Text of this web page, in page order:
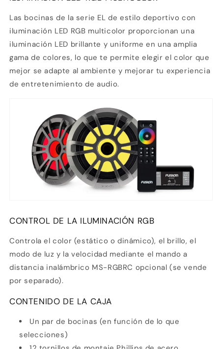
Las bocinas de la serie EL de estilo deportivo con
iluminación LED RGB multicolor proporcionan una
iluminación LED brillante y uniforme en una amplia
gama de colores, lo que te permite elegir el color que
mejor se adapte al ambiente y mejorar tu experiencia
de entretenimiento de audio.
CONTROL DE LA ILUMINACIÓN RGB
Controla el color (estático o dinámico), el brillo, el
modo de luz y la velocidad mediante el mando a
distancia inalámbrico MS-RGBRC opcional (se vende
por separado).
CONTENIDO DE LA CAJA
Un par de bocinas (en función de lo que
selecciones)